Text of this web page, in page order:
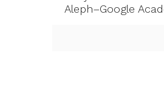
Aleph–Google